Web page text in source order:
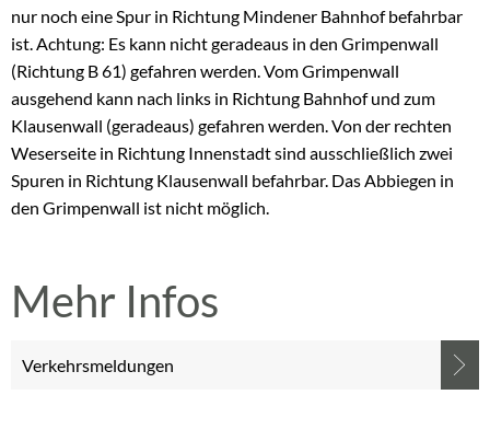
nur noch eine Spur in Richtung Mindener Bahnhof befahrbar
ist. Achtung: Es kann nicht geradeaus in den Grimpenwall
(Richtung B 61) gefahren werden. Vom Grimpenwall
ausgehend kann nach links in Richtung Bahnhof und zum
Klausenwall (geradeaus) gefahren werden. Von der rechten
Weserseite in Richtung Innenstadt sind ausschließlich zwei
Spuren in Richtung Klausenwall befahrbar. Das Abbiegen in
den Grimpenwall ist nicht möglich.
Mehr Infos
Verkehrsmeldungen